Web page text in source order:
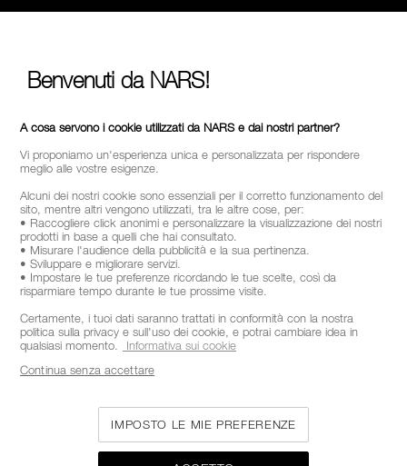
Benvenuti da NARS!
A cosa servono i cookie utilizzati da NARS e dai nostri partner?
Vi proponiamo un'esperienza unica e personalizzata per rispondere
meglio alle vostre esigenze.
Alcuni dei nostri cookie sono essenziali per il corretto funzionamento del
sito, mentre altri vengono utilizzati, tra le altre cose, per:
• Raccogliere click anonimi e personalizzare la visualizzazione dei nostri
prodotti in base a quelli che hai consultato.
• Misurare l'audience della pubblicità e la sua pertinenza.
• Sviluppare e migliorare servizi.
• Impostare le tue preferenze ricordando le tue scelte, così da
risparmiare tempo durante le tue prossime visite.
Certamente, i tuoi dati saranno trattati in conformità con la nostra
politica sulla privacy e sull'uso dei cookie, e potrai cambiare idea in
qualsiasi momento.
Informativa sui cookie
IMPOSTO LE MIE PREFERENZE
Continua senza accettare